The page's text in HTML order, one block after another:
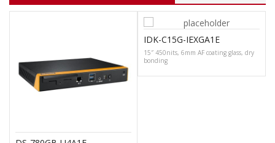
IDK-C15G-IEXGA1E
15″ 450nits, 6mm AF coating glass, dry
bonding